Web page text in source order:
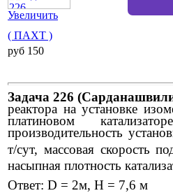
Увеличить
( ПАХТ )
pуб 150
Задача 226
реактора на установке
платиновом
производительность
т/сут, массовая скорость
насыпная плотность
Ответ: D = 2м, H = 7,6 м